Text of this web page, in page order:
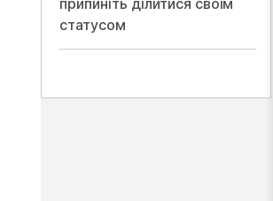
припиніть ділитися своїм
статусом